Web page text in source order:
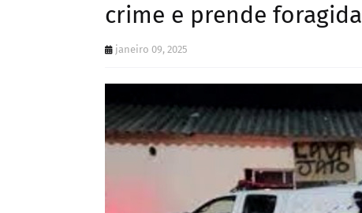
crime e prende foragida
janeiro 09, 2025